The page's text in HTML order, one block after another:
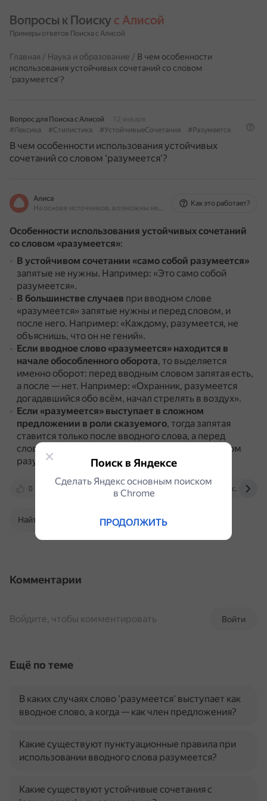
Вопросы к Поиску с Алисой
Примеры ответов Поиска с Алисой
Главная / Наука и образование / В чем особенности
использования устойчивых сочетаний со словом
'разумеется'?
Вопрос для Поиска с Алисой
12 января
#Лексика
#Стилистика #УстойчивыеСочетания #Разумеется
В чем особенности использования устойчивых
сочетаний со словом 'разумеется'?
Алиса
На основе источников, возможны неточности
Как это работает?
Особенности использования устойчивых сочетаний
со словом «разумеется»:
В устойчивом сочетании «само собой разумеется»
запятые не нужны. Например: «Это само собой
разумеется».
В большинстве случаев при вводном слове
«разумеется» запятые нужны и перед словом, и
после него. Например: «Каждому, разумеется, не
объяснишь, что он не гений».
Если вводное слово «разумеется» находится в
начале обособленного оборота, то выделяется
именно оборот: перед вводным словом запятая есть,
а после — нет. Например: «Охранник, разумеется
догадавшийся обо всём, начал стрелять в воздух».
Если «разумеется» выступает в сложном
предложении в роли сказуемого, тогда запятая
ставится только после вводного слова, а перед
словом запятая не ставится.
Например: «При этом
разумеется, что оценка несколько завышена».
0 obrazovaka.ru punktuaciya.academic.ru
Найти в Поиске
Комментарии
Войти
Войдите, чтобы комментировать
Ещё по теме
В каких случаях слово 'разумеется' выступает как
вводное слово, а когда — как член предложения?
Какие существуют пунктуационные правила при
использовании вводного слова разумеется?
Какие существуют устойчивые сочетания с
Поиск в Яндексе
Сделать Яндекс основным поиском
в Сhrome
ПРОДОЛЖИТЬ